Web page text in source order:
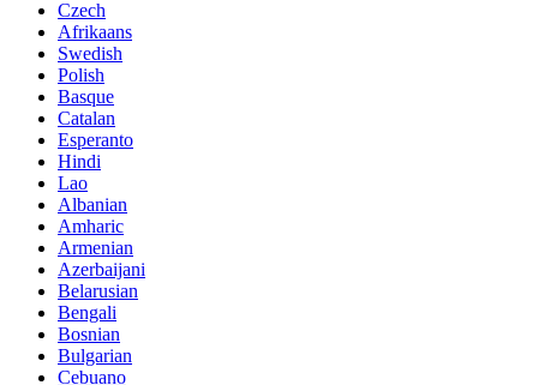
Czech
Afrikaans
Swedish
Polish
Basque
Catalan
Esperanto
Hindi
Lao
Albanian
Amharic
Armenian
Azerbaijani
Belarusian
Bengali
Bosnian
Bulgarian
Cebuano